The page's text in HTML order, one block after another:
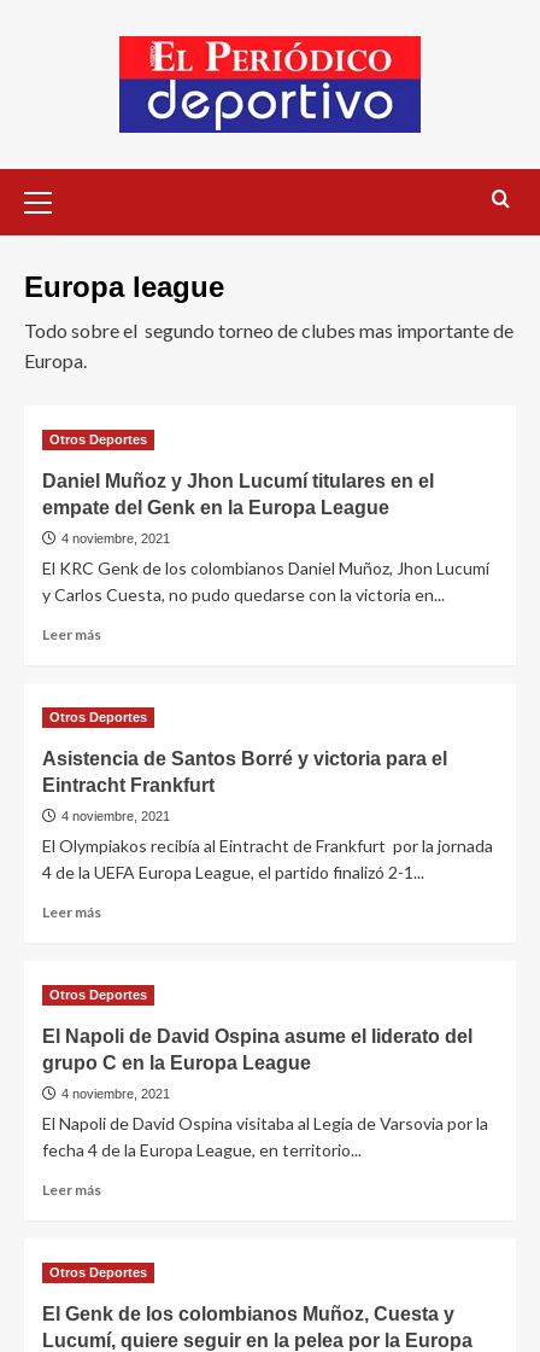
Europa league
Todo sobre el segundo torneo de clubes mas importante de
Europa.
Otros Deportes
Daniel Muñoz y Jhon Lucumí titulares en el
empate del Genk en la Europa League
4 noviembre, 2021
El KRC Genk de los colombianos Daniel Muñoz, Jhon Lucumí
y Carlos Cuesta, no pudo quedarse con la victoria en...
Leer más
Otros Deportes
Asistencia de Santos Borré y victoria para el
Eintracht Frankfurt
4 noviembre, 2021
El Olympiakos recibía al Eintracht de Frankfurt por la jornada
4 de la UEFA Europa League, el partido finalizó 2-1...
Leer más
Otros Deportes
El Napoli de David Ospina asume el liderato del
grupo C en la Europa League
4 noviembre, 2021
El Napoli de David Ospina visitaba al Legia de Varsovia por la
fecha 4 de la Europa League, en territorio...
Leer más
Otros Deportes
El Genk de los colombianos Muñoz, Cuesta y
Lucumí, quiere seguir en la pelea por la Europa